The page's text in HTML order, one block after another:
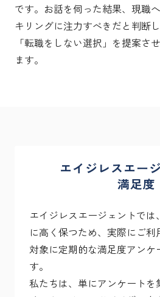
です。お話を伺った結果、現職
キリングに注力すべきだと判断
「転職をしない選択」を提案さ
ます。
エイジレスエー
満足度
エイジレスエージェントで
に高く保つため、実際にご利
対象に定期的な満足度アンケ
す。
私たちは、単にアンケートを